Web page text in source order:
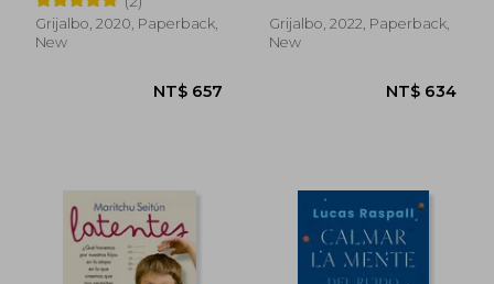
NT$ 997
Grijalbo, 2020, Paperback,
New
Grijalbo, 2022, Paperback,
New